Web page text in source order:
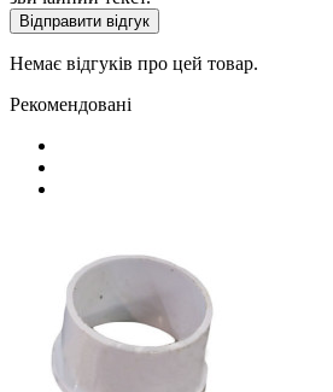
Відправити відгук
Немає відгуків про цей товар.
Рекомендовані